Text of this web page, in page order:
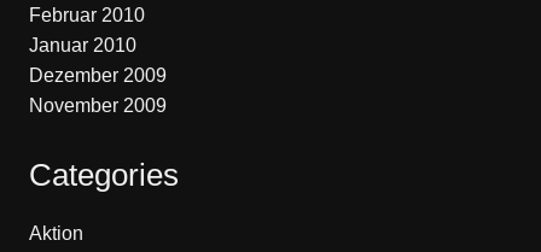
Februar 2010
Januar 2010
Dezember 2009
November 2009
Categories
Aktion